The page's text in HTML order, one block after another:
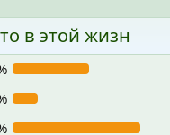
в этой жизн